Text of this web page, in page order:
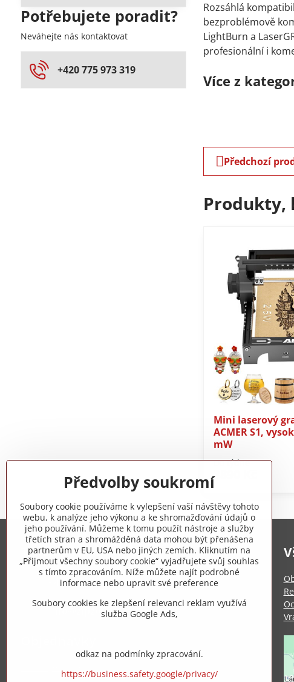
Rozsáhlá
bezproblémově
LightBurn a
profesionální i
Více z
Předchozí
Produkty,
Mini laserový
ACMER S1,
mW
Do týdne
3890 Kč
Potřebujete poradit?
Neváhejte nás kontaktovat
+420 775 973 319
Trovita s.r.o.
+420 775 973 319
info​@zipzop​.cz
Předvolby soukromí
Soubory cookie používáme k vylepšení vaší návštěvy tohoto
webu, k analýze jeho výkonu a ke shromažďování údajů o
jeho používání. Můžeme k tomu použít nástroje a služby
třetích stran a shromážděná data mohou být přenášena
partnerům v EU, USA nebo jiných zemích. Kliknutím na
„Přijmout všechny soubory cookie“ vyjadřujete svůj souhlas
s tímto zpracováním. Níže můžete najít podrobné
informace nebo upravit své preference
Soubory cookies ke zlepšení relevanci reklam využívá
služba Google Ads,
odkaz na podmínky zpracování.
https://business.safety.google/privacy/